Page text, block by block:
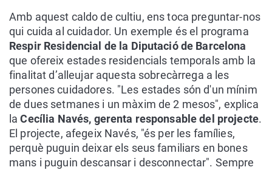
Amb aquest caldo de cultiu, ens toca preguntar-nos
qui cuida al cuidador. Un exemple és el programa
Respir Residencial de la Diputació de Barcelona
que ofereix estades residencials temporals amb la
finalitat d’alleujar aquesta sobrecàrrega a les
persones cuidadores. "Les estades són d'un mínim
de dues setmanes i un màxim de 2 mesos", explica
laCecília Navés, gerenta responsable del projecte.
El projecte, afegeix Navés, "és per les famílies,
perquè puguin deixar els seus familiars en bones
mans i puguin descansar i desconnectar". Sempre